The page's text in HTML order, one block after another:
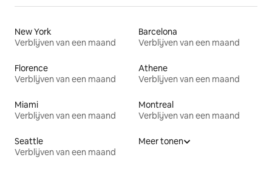
New York
Verblijven van een maand
Barcelona
Verblijven van een maand
Florence
Verblijven van een maand
Athene
Verblijven van een maand
Miami
Verblijven van een maand
Montreal
Verblijven van een maand
Seattle
Verblijven van een maand
Meer tonen